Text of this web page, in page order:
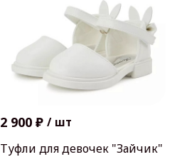
2 900 ₽ / шт
Туфли для девочек "Зайчик"